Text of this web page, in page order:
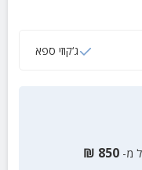
ג‘קוזי ספא
מ- 850
₪